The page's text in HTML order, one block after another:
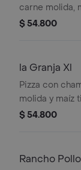
carne molida,
pimentón.
$ 54.800
la Granja Xl
Pizza con
molida y maíz
$ 54.800
Rancho